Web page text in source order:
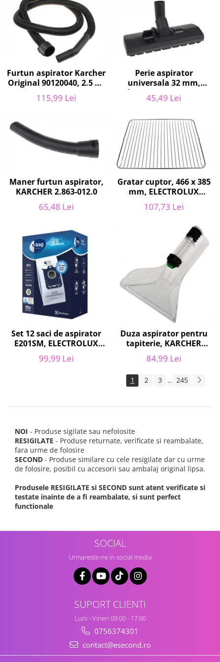
Home Cinema & Audio
Playere, Boxe & Casti
Telescoape & Optica
Televizoare & accesorii
Ambalaje cadouri
Cadouri
Curatenie si intretinere
Furtun aspirator Karcher
Original 90120040, 2.5 m,
negru
115,99 Lei
Perie aspirator
universala 32 mm,
latime 27 cm, V272
ECONOMY
45,49 Lei
Maner furtun aspirator,
KARCHER 2.863-012.0
65,48 Lei
Gratar cuptor, 466 x 385
mm, ELECTROLUX
140064006012
107,73 Lei
Set 12 saci de aspirator
E201SM, ELECTROLUX
9001684811, CLASSIC
LONG PERFORMANCE
99,99 Lei
Duza aspirator pentru
tapiterie, KARCHER
9.012-278.0, SE4001,
SE4002, SE5100 si SE6100
84,99 Lei
1 2 3 ... 245
NOI - Produse sigilate sau nefolosite
RESIGILATE - Produse returnate, verificate si reambalate,
fara urme de folosire
SECOND - Produse similare cu cele resigilate dar cu urme
de folosire, posibil cu accesorii sau ambalaj original lipsa.
Produsele RESIGILATE si SECOND sunt atent verificate si
testate inainte de a fi reambalate, si sunt perfect
functionale
SOCIAL
Urmareste-ne in social media
SUPORT CLIENTI
Luni - Vineri 09:00 - 17:00
0756374301
contact@esecond.ro